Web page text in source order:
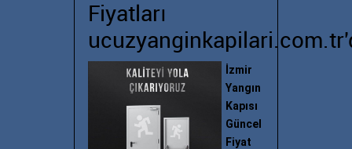
Fiyatları
İzmir
Yangın
Kapısı
Güncel
Fiyat